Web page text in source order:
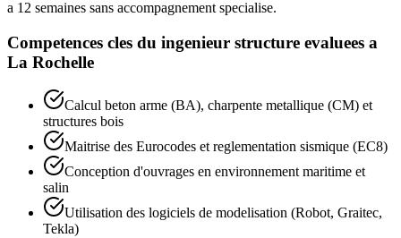
a 12 semaines sans accompagnement specialise.
Competences cles du ingenieur structure evaluees a
La Rochelle
Calcul beton arme (BA), charpente metallique (CM) et
structures bois
Maitrise des Eurocodes et reglementation sismique (EC8)
Conception d'ouvrages en environnement maritime et
salin
Utilisation des logiciels de modelisation (Robot, Graitec,
Tekla)